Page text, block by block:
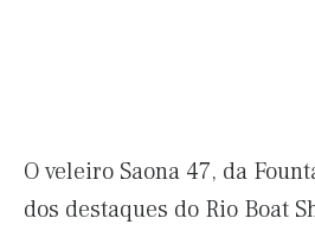
O veleiro Saona 47, da
dos destaques do Rio Boat